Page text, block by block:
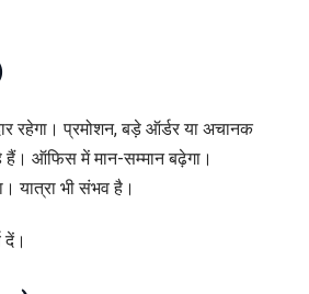
रहेगा। प्रमोशन, बड़े ऑर्डर या अचानक
ऑफिस में मान-सम्मान बढ़ेगा।
यात्रा भी संभव है।
दें।